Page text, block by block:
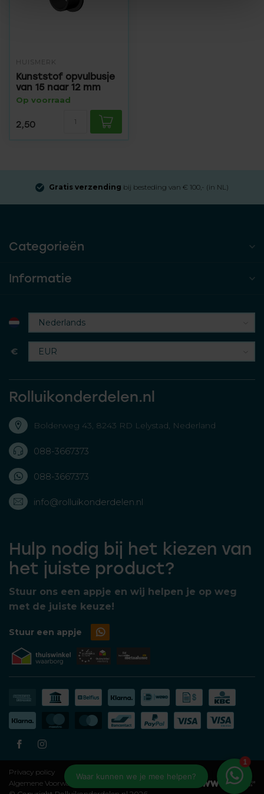
HUISMERK
Kunststof opvulbusje
van 15 naar 12 mm
Op voorraad
2,50
Gratis verzending bij besteding van € 100,- (in NL)
Categorieën
Informatie
€
Rolluikonderdelen.nl
Bolderweg 43, 8243 RD Lelystad, Nederland
088-3667373
088-3667373
info@rolluikonderdelen.nl
Hulp nodig bij het kiezen van
het juiste product?
Stuur ons een appje en wij helpen je op weg
met de juiste keuze!
Stuur een appje
Privacy policy
Algemene Voorwaarden